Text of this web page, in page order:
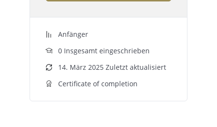
Anfänger
0 Insgesamt eingeschrieben
14. März 2025 Zuletzt aktualisiert
Certificate of completion